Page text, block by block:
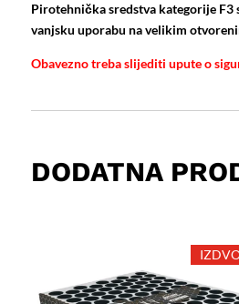
Pirotehnička sredstva kategorije
vanjsku uporabu na velikim
Obavezno treba slijediti upute o
DODATNA